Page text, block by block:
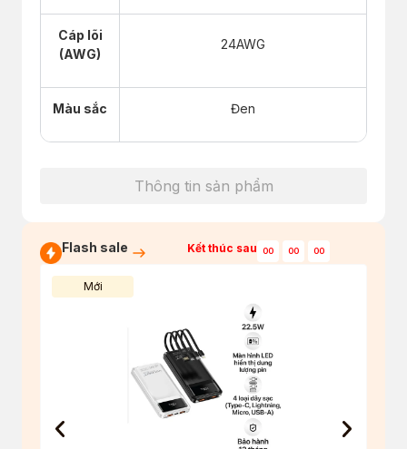
Thông tin sản phẩm
Cáp lõi
(AWG)
24AWG
Màu sắc Đen
Flash sale Kết thúc sau 00 00 00
Mới